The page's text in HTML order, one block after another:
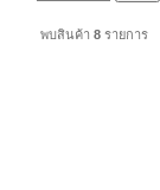
พบสินค้า 8 รายการ